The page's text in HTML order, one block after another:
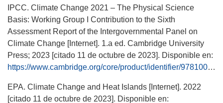
IPCC. Climate Change 2021 – The Physical Science
Basis: Working Group I Contribution to the Sixth
Assessment Report of the Intergovernmental Panel on
Climate Change [Internet]. 1.a ed. Cambridge University
Press; 2023 [citado 11 de octubre de 2023]. Disponible en:
https://www.cambridge.org/core/product/identifier/9781009157896/type/book
EPA. Climate Change and Heat Islands [Internet]. 2022
[citado 11 de octubre de 2023]. Disponible en: